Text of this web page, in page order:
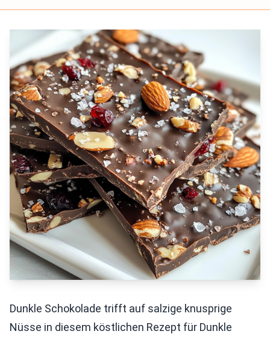
Dunkle Schokolade trifft auf salzige knusprige
Nüsse in diesem köstlichen Rezept für Dunkle